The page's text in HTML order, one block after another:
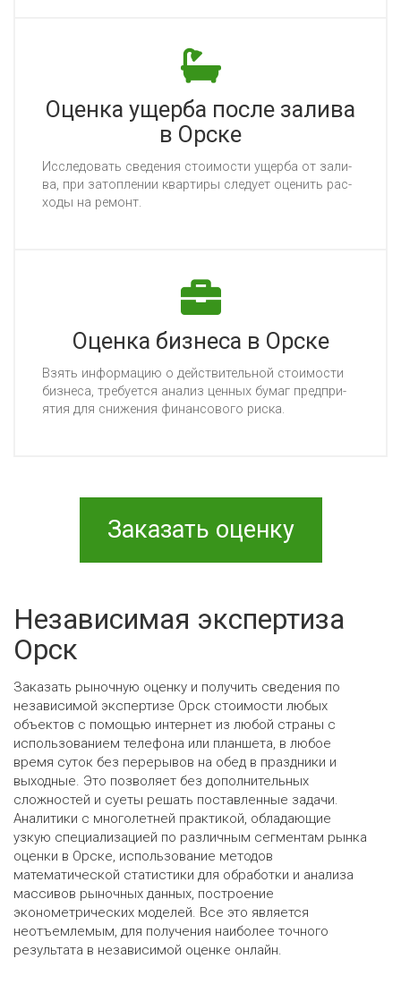
Оценка ущерба после залива
в Орске
Ис­сле­до­вать све­де­ния сто­имос­ти ущер­ба от за­ли­
ва, при за­топ­ле­нии квар­ти­ры сле­ду­ет оце­нить рас­
хо­ды на ре­монт.
Оценка бизнеса в Орске
Взять ин­фор­ма­цию о дей­стви­тель­ной сто­имос­ти
биз­не­са, тре­бу­ет­ся ана­лиз цен­ных бу­маг пред­при­
ятия для сни­же­ния фи­нан­со­во­го рис­ка.
Заказать оценку
Независимая экспертиза
Орск
Заказать рыночную оценку и получить сведения по
независимой экспертизе Орск стоимости любых
объектов с помощью интернет из любой страны с
использованием телефона или планшета, в любое
время суток без перерывов на обед в праздники и
выходные. Это позволяет без дополнительных
сложностей и суеты решать поставленные задачи.
Аналитики с многолетней практикой, обладающие
узкую специализацией по различным сегментам рынка
оценки в Орске, использование методов
математической статистики для обработки и анализа
массивов рыночных данных, построение
эконометрических моделей. Все это является
неотъемлемым, для получения наиболее точного
результата в независимой оценке онлайн.